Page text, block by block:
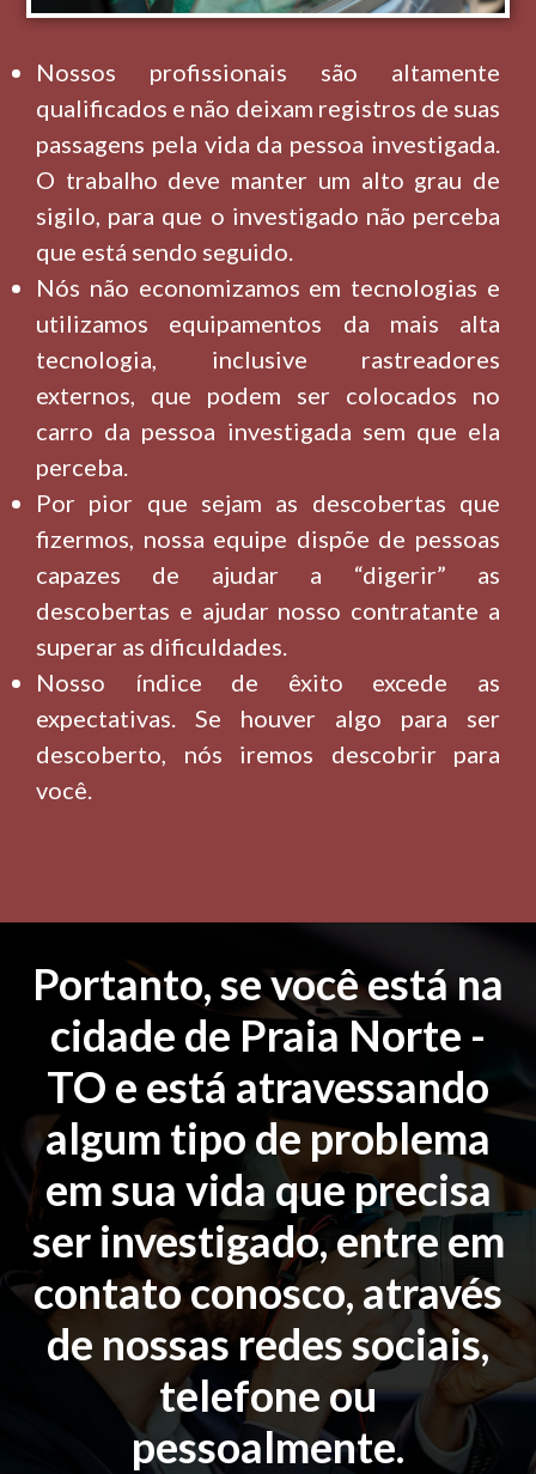
Nossos profissionais são altamente
qualificados e não deixam registros de suas
passagens pela vida da pessoa investigada.
O trabalho deve manter um alto grau de
sigilo, para que o investigado não perceba
que está sendo seguido.
Nós não economizamos em tecnologias e
utilizamos equipamentos da mais alta
tecnologia, inclusive rastreadores
externos, que podem ser colocados no
carro da pessoa investigada sem que ela
perceba.
Por pior que sejam as descobertas que
fizermos, nossa equipe dispõe de pessoas
capazes de ajudar a “digerir” as
descobertas e ajudar nosso contratante a
superar as dificuldades.
Nosso índice de êxito excede as
expectativas. Se houver algo para ser
descoberto, nós iremos descobrir para
você.
Portanto, se você está na
cidade de Praia Norte -
TO e está atravessando
algum tipo de problema
em sua vida que precisa
ser investigado, entre em
contato conosco, através
de nossas redes sociais,
telefone ou
pessoalmente.